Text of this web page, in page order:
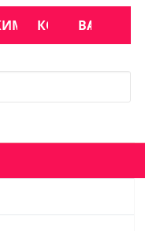
ЛИЦАМ
КОНТАКТЫ
УСЛУГИ